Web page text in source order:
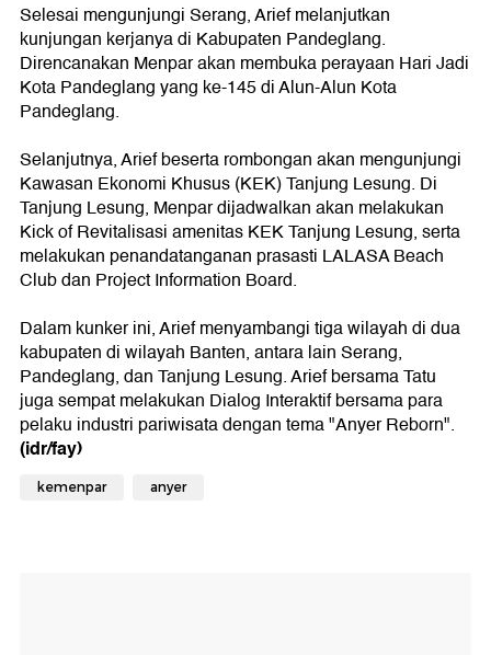
Selesai mengunjungi Serang, Arief melanjutkan
kunjungan kerjanya di Kabupaten Pandeglang.
Direncanakan Menpar akan membuka perayaan Hari Jadi
Kota Pandeglang yang ke-145 di Alun-Alun Kota
Pandeglang.
Selanjutnya, Arief beserta rombongan akan mengunjungi
Kawasan Ekonomi Khusus (KEK) Tanjung Lesung. Di
Tanjung Lesung, Menpar dijadwalkan akan melakukan
Kick of Revitalisasi amenitas KEK Tanjung Lesung, serta
melakukan penandatanganan prasasti LALASA Beach
Club dan Project Information Board.
Dalam kunker ini, Arief menyambangi tiga wilayah di dua
kabupaten di wilayah Banten, antara lain Serang,
Pandeglang, dan Tanjung Lesung. Arief bersama Tatu
juga sempat melakukan Dialog Interaktif bersama para
pelaku industri pariwisata dengan tema "Anyer Reborn".
(idr/fay)
kemenpar anyer